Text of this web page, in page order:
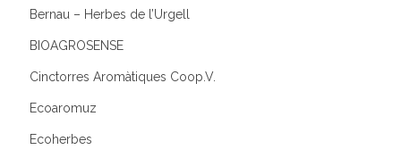
Bernau – Herbes de l’Urgell
BIOAGROSENSE
Cinctorres Aromàtiques Coop.V.
Ecoaromuz
Ecoherbes